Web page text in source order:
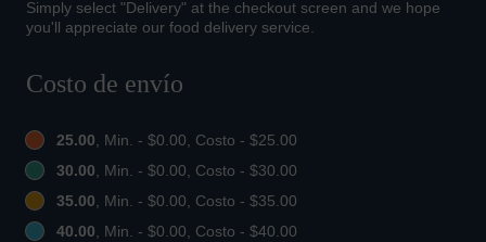
Simply select "Delivery" at the checkout screen and we hope
you'll appreciate our food delivery service.
Costo de envío
25.00, Min. - $0.00, Costo - $25.00
30.00, Min. - $0.00, Costo - $30.00
35.00, Min. - $0.00, Costo - $35.00
40.00, Min. - $0.00, Costo - $40.00